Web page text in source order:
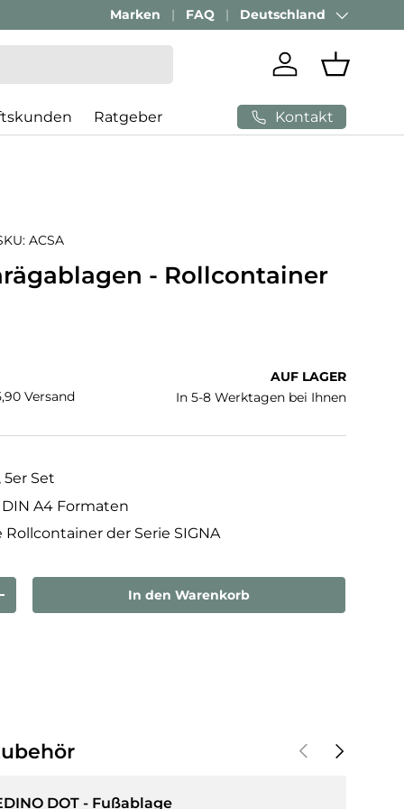
Passenden Bürostuhl finden mitAI-Beratung
Marken FAQ Land/Region
Deutschland
Einloggen
Ratgeber Kontakt
ACSA
- Rollcontainer
Versand
AUF LAGER
In 5-8 Werktagen bei Ihnen
5er Set
A4 Formaten
Rollcontainer der Serie SIGNA
erhöhen In den Warenkorb
VorherigeNächste
DOT - Fußablage